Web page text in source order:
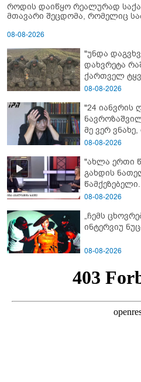
როდის დაიწყო რეალურად
მთავარი შეცდომა, რომელიც
08-08-2026
"უნდა
დახვრეტა
ქართველ
08-08-2026
"24 იანვრის
მე ვერ
ჩავარდა": რა
"სქრინს"
08-08-2026
"ახლა ერთი
გახდის
გამოსული
08-08-2026
„ჩემს
ინტერვიუ
08-08-2026